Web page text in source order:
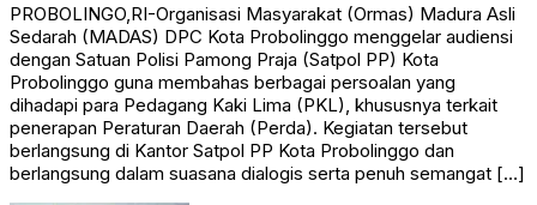
PROBOLINGO,RI-Organisasi Masyarakat (Ormas) Madura Asli
Sedarah (MADAS) DPC Kota Probolinggo menggelar audiensi
dengan Satuan Polisi Pamong Praja (Satpol PP) Kota
Probolinggo guna membahas berbagai persoalan yang
dihadapi para Pedagang Kaki Lima (PKL), khususnya terkait
penerapan Peraturan Daerah (Perda). Kegiatan tersebut
berlangsung di Kantor Satpol PP Kota Probolinggo dan
berlangsung dalam suasana dialogis serta penuh semangat […]